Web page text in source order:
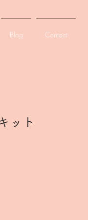
Blog Contact
ット